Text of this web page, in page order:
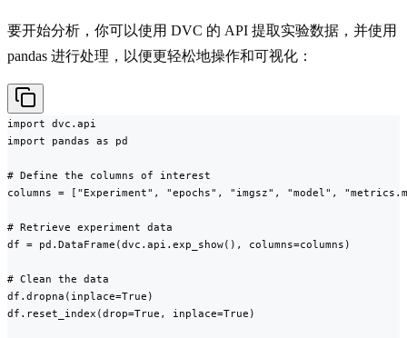
要开始分析，你可以使用 DVC 的 API 提取实验数据，并使用
pandas 进行处理，以便更轻松地操作和可视化：
import dvc.api
import pandas as pd
# Define the columns of interest
columns = ["Experiment", "epochs", "imgsz", "model",
# Retrieve experiment data
df = pd.DataFrame(dvc.api.exp_show(), columns=columns)
# Clean the data
df.dropna(inplace=True)
df.reset_index(drop=True, inplace=True)